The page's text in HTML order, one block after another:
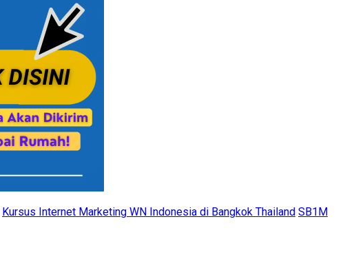
Kursus Internet Marketing WN Indonesia di Bangkok Thailand SB1M